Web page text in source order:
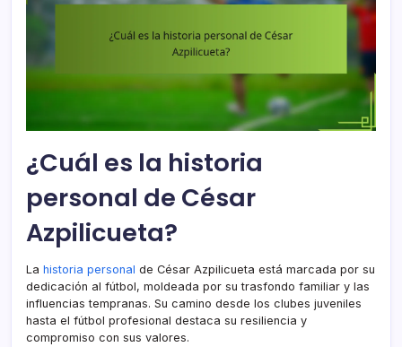
¿Cuál es la historia
personal de César
Azpilicueta?
La historia personal de César Azpilicueta está marcada por su
dedicación al fútbol, moldeada por su trasfondo familiar y las
influencias tempranas. Su camino desde los clubes juveniles
hasta el fútbol profesional destaca su resiliencia y
compromiso con sus valores.